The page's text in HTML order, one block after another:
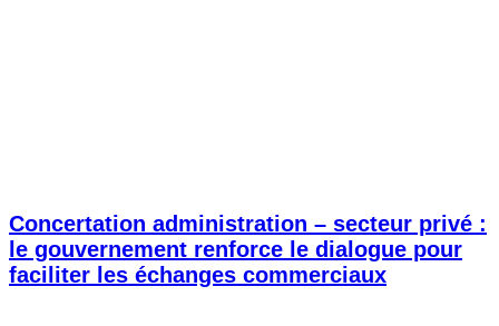
Concertation administration – secteur privé :
le gouvernement renforce le dialogue pour
faciliter les échanges commerciaux